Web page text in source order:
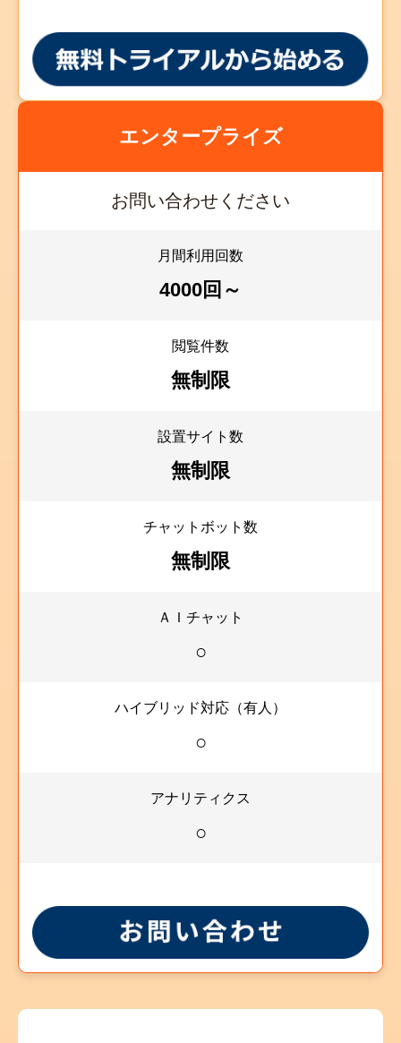
エンタープライズ
お問い合わせください
月間利用回数
4000回～
閲覧件数
無制限
設置サイト数
無制限
チャットボット数
無制限
ＡＩチャット
○
ハイブリッド対応（有人）
○
アナリティクス
○